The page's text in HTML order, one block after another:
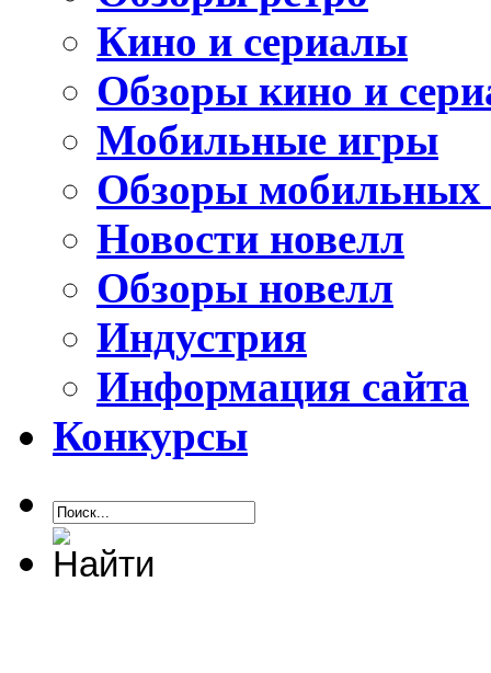
Кино и сериалы
Обзоры кино и
Мобильные игры
Обзоры мобильных
Новости новелл
Обзоры новелл
Индустрия
Информация сайта
Конкурсы